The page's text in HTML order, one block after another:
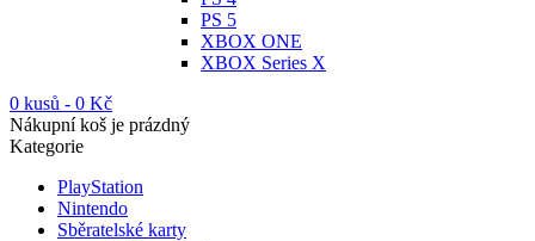
PS 5
XBOX ONE
XBOX Series X
0 kusů - 0 Kč
Nákupní koš je prázdný
Kategorie
PlayStation
Nintendo
Sběratelské karty